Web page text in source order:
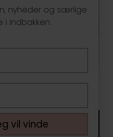
nyheder og særlige
i indbakken.
vil vinde